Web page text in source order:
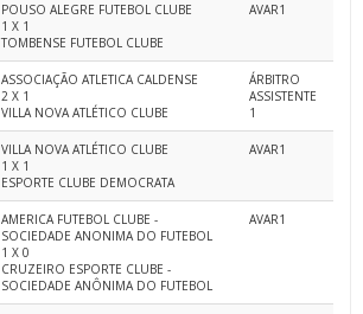
POUSO ALEGRE FUTEBOL CLUBE
1 X 1
TOMBENSE FUTEBOL CLUBE
AVAR1
ASSOCIAÇÃO ATLETICA CALDENSE
2 X 1
VILLA NOVA ATLÉTICO CLUBE
ÁRBITRO
ASSISTENTE
1
VILLA NOVA ATLÉTICO CLUBE
1 X 1
ESPORTE CLUBE DEMOCRATA
AVAR1
AMERICA FUTEBOL CLUBE -
SOCIEDADE ANONIMA DO FUTEBOL
1 X 0
CRUZEIRO ESPORTE CLUBE -
SOCIEDADE ANÔNIMA DO FUTEBOL
AVAR1